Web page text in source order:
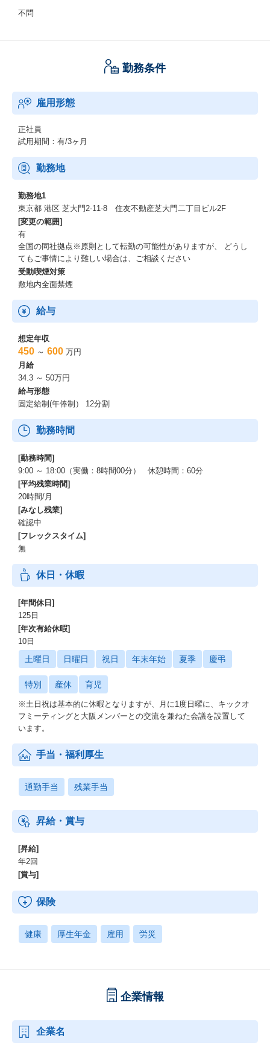
不問
勤務条件
雇用形態
正社員
試用期間：有/3ヶ月
勤務地
勤務地1
東京都 港区 芝大門2-11-8 住友不動産芝大門二丁目ビル2F
[変更の範囲]
有
全国の同社拠点※原則として転勤の可能性がありますが、 どうし
てもご事情により難しい場合は、ご相談ください
受動喫煙対策
敷地内全面禁煙
給与
想定年収
450 ～ 600 万円
月給
34.3 ～ 50万円
給与形態
固定給制(年俸制） 12分割
勤務時間
[勤務時間]
9:00 ～ 18:00（実働：8時間00分） 休憩時間：60分
[平均残業時間]
20時間/月
[みなし残業]
確認中
[フレックスタイム]
無
休日・休暇
[年間休日]
125日
[年次有給休暇]
10日
土曜日 日曜日 祝日 年末年始 夏季 慶弔
特別 産休 育児
※土日祝は基本的に休暇となりますが、月に1度日曜に、キックオ
フミーティングと大阪メンバーとの交流を兼ねた会議を設置して
います。
手当・福利厚生
通勤手当 残業手当
昇給・賞与
[昇給]
年2回
[賞与]
保険
健康 厚生年金 雇用 労災
企業情報
企業名